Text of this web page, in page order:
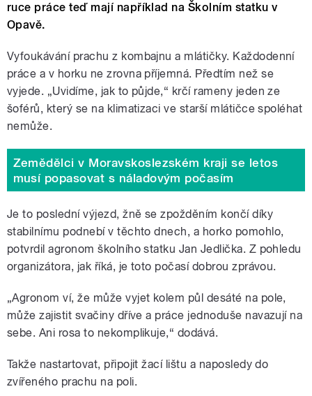
ruce práce teď mají například na Školním statku v
Opavě.
Vyfoukávání prachu z kombajnu a mlátičky. Každodenní
práce a v horku ne zrovna příjemná. Předtím než se
vyjede. „Uvidíme, jak to půjde,“ krčí rameny jeden ze
šoférů, který se na klimatizaci ve starší mlátičce spoléhat
nemůže.
Zemědělci v Moravskoslezském kraji se letos
musí popasovat s náladovým počasím
Je to poslední výjezd, žně se zpožděním končí díky
stabilnímu podnebí v těchto dnech, a horko pomohlo,
potvrdil agronom školního statku Jan Jedlička. Z pohledu
organizátora, jak říká, je toto počasí dobrou zprávou.
„Agronom ví, že může vyjet kolem půl desáté na pole,
může zajistit svačiny dříve a práce jednoduše navazují na
sebe. Ani rosa to nekomplikuje,“ dodává.
Takže nastartovat, připojit žací lištu a naposledy do
zvířeného prachu na poli.